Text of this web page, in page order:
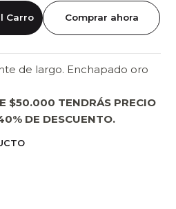
Carro Comprar ahora
de largo. Enchapado oro
$50.000 TENDRÁS PRECIO
DE DESCUENTO.